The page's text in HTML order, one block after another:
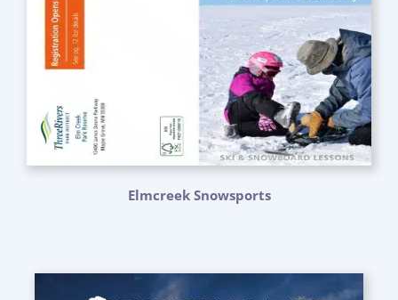
Elmcreek Snowsports